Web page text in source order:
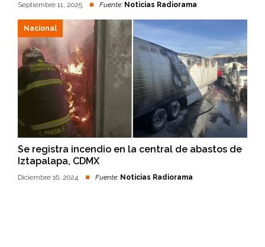
Septiembre 11, 2025 Fuente: Noticias Radiorama
Nacional
Se registra incendio en la central de abastos de
Iztapalapa, CDMX
Diciembre 16, 2024 Fuente: Noticias Radiorama